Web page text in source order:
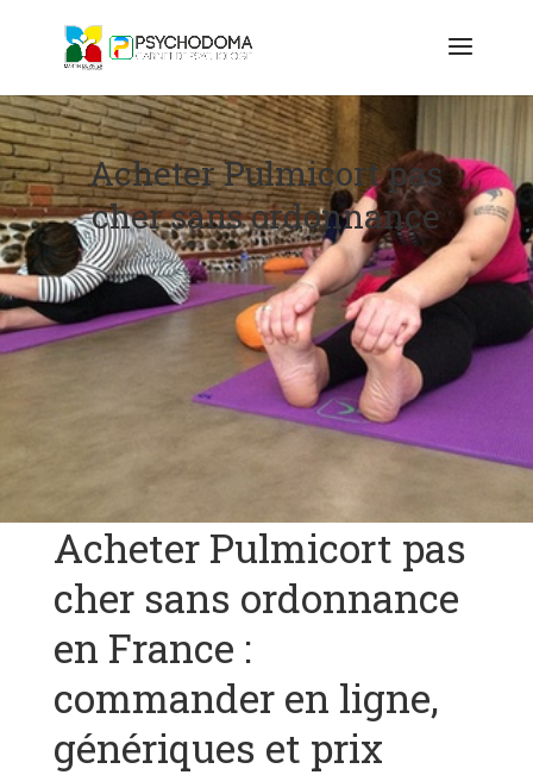
Acheter Pulmicort pas
cher sans ordonnance
Acheter Pulmicort pas
cher sans ordonnance
en France :
commander en ligne,
génériques et prix